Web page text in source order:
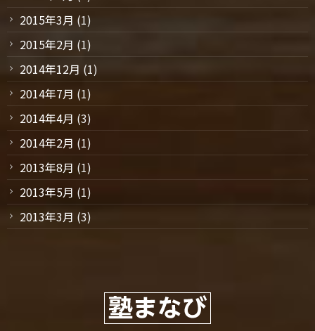
2015年3月 (1)
2015年2月 (1)
2014年12月 (1)
2014年7月 (1)
2014年4月 (3)
2014年2月 (1)
2013年8月 (1)
2013年5月 (1)
2013年3月 (3)